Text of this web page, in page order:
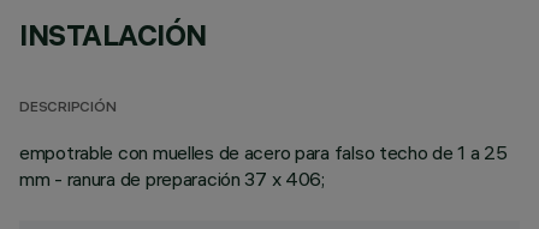
INSTALACIÓN
DESCRIPCIÓN
empotrable con muelles de acero para falso techo de 1 a 25
mm - ranura de preparación 37 x 406;